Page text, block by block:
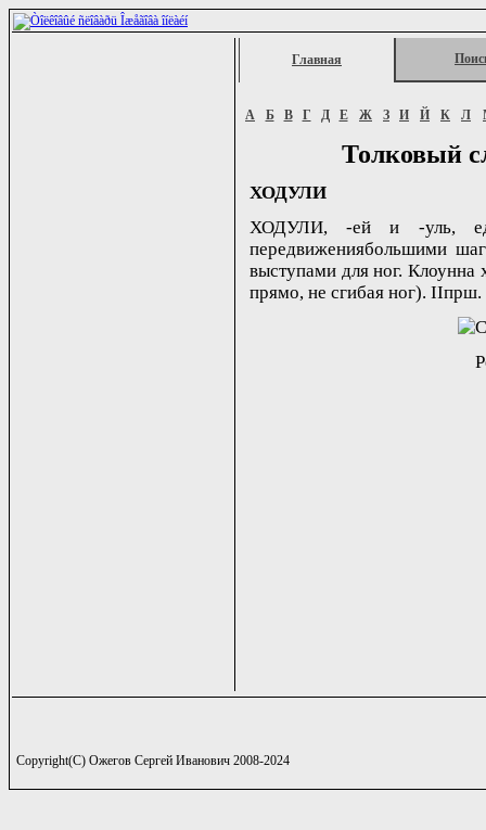
Главная
А Б В Г Д Е Ж З И Й К Л
Толковый
ХОДУЛИ
ХОДУЛИ, -ей и -уль,
передвижениябольшими
выступами для ног. Клоунна
прямо, не сгибая ног). IIпрш.
Copyright(C) Ожегов Сергей Иванович 2008-2024